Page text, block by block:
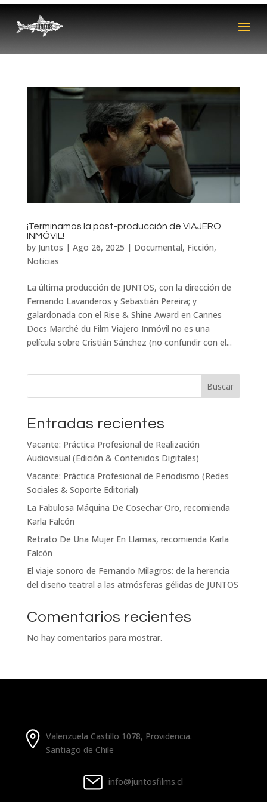
¡Terminamos la post-producción de VIAJERO
INMÓVIL!
by Juntos | Ago 26, 2025 | Documental, Ficción,
Noticias
La última producción de JUNTOS, con la dirección de
Fernando Lavanderos y Sebastián Pereira; y
galardonada con el Rise & Shine Award en Cannes
Docs Marché du Film Viajero Inmóvil no es una
película sobre Cristián Sánchez (no confundir con el...
Buscar
Entradas recientes
Vacante: Práctica Profesional de Realización
Audiovisual (Edición & Contenidos Digitales)
Vacante: Práctica Profesional de Periodismo (Redes
Sociales & Soporte Editorial)
La Fabulosa Máquina De Cosechar Oro, recomienda
Karla Falcón
Retrato De Una Mujer En Llamas, recomienda Karla
Falcón
El viaje sonoro de Fernando Milagros: de la herencia
del diseño teatral a las atmósferas gélidas de JUNTOS
Comentarios recientes
No hay comentarios para mostrar.
Valenzuela Castillo 1078, Providencia.
Santiago de Chile
info@juntosfilms.cl